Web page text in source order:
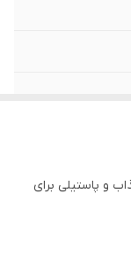
و جذاب و پاستیلی برای